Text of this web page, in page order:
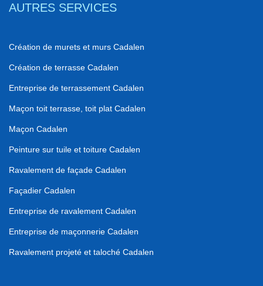
AUTRES SERVICES
Création de murets et murs Cadalen
Création de terrasse Cadalen
Entreprise de terrassement Cadalen
Maçon toit terrasse, toit plat Cadalen
Maçon Cadalen
Peinture sur tuile et toiture Cadalen
Ravalement de façade Cadalen
Façadier Cadalen
Entreprise de ravalement Cadalen
Entreprise de maçonnerie Cadalen
Ravalement projeté et taloché Cadalen